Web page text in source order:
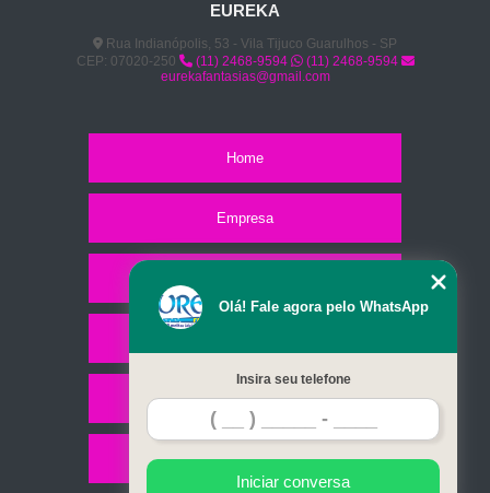
EUREKA
Rua Indianópolis, 53 - Vila Tijuco Guarulhos - SP
CEP: 07020-250
(11) 2468-9594
(11) 2468-9594
eurekafantasias@gmail.com
Home
Empresa
Contato
Mapa do site
Olá! Fale agora pelo WhatsApp
Insira seu telefone
Iniciar conversa